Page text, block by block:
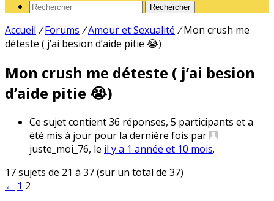
Rechercher
Accueil / Forums /Amour et Sexualité / Mon crush me
déteste ( j’ai besion d’aide pitie 😭)
Mon crush me déteste ( j’ai besion
d’aide pitie 😭)
Ce sujet contient 36 réponses, 5 participants et a
été mis à jour pour la dernière fois par
juste_moi_76, le il y a 1 année et 10 mois.
17 sujets de 21 à 37 (sur un total de 37)
← 1 2